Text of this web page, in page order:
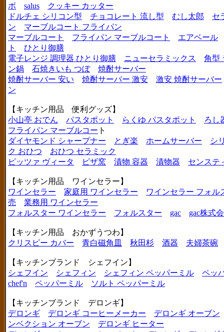
ボ
salus
クッキー カッター
ドルチェ シリコン型
チョコレート 流し型 むし太郎
セ
ン
マーブルコート フライパン
マーブルコート
フライパン マーブルコート
エアベール
ト
ひとり御膳
電子レンジ 調理器 ひとり御膳
ニューセラミックス
角型
ン鍋
石焼きいも つぼ
焼酎サーバー
焼酎サーバー 安い
焼酎サーバー 激安
激安 焼酎サーバー
ン
【キッチン用品 便利グッズ】
小山亭 おでん
パスタポット らくゆ パスタポット
ろし
フライパン マーブルコー ト
ダイヤモンド シャープナー
とぎ楽 ホームサーバー
シ
ク おひつ
おひつ セラミック
ピッツァ ヴィータ
ピザ窯 漬物 容器 漬物器 センステ
【キッチン用品 ワインセラー】
ワインセラー
家庭用 ワインセラー
ワインセラー フォル
売
業務用 ワインセラー
フォルスター ワインセラー
フォルスター gac gac株式
【キッチン用品 おかずうつわ】
クリスピー カバー
青白磁角皿 秋田杉 酒器 夫婦茶碗
【キッチンブランド シェフイン】
シェフイン
シェフィン シェフィン ペッパーミル
ペッ
chef'n
ペッパーミル ソルト ペッパーミル
【キッチンブランド デロンギ】
デロンギ
デロンギ コーヒーメーカー
デロンギ オーブン
ンベクション オーブン
デロンギ ヒーター